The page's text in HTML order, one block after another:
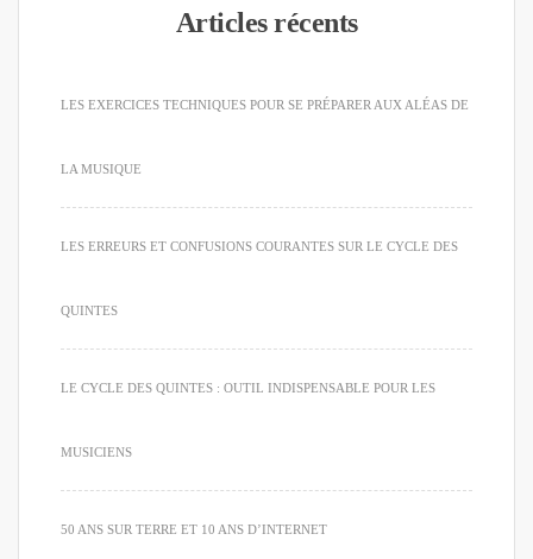
Articles récents
LES EXERCICES TECHNIQUES POUR SE PRÉPARER AUX ALÉAS DE
LA MUSIQUE
LES ERREURS ET CONFUSIONS COURANTES SUR LE CYCLE DES
QUINTES
LE CYCLE DES QUINTES : OUTIL INDISPENSABLE POUR LES
MUSICIENS
50 ANS SUR TERRE ET 10 ANS D’INTERNET